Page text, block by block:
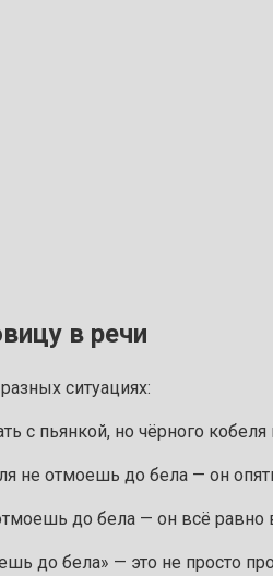
в речи
ситуациях:
с пьянкой, но чёрного
не отмоешь до бела — он
до бела — он всё равно
до бела» — это не просто